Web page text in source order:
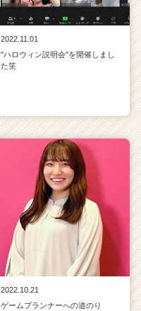
2022.11.01
"ハロウィン説明会"を開催しまし
た笑
2022.10.21
ゲームプランナーへの道のり